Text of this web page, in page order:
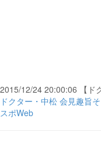
2015/12/24 20:00:06 【ド
ドクター・中松 会見趣旨
スポWeb